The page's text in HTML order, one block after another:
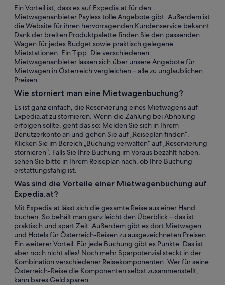
Ein Vorteil ist, dass es auf Expedia.at für den
Mietwagenanbieter Payless tolle Angebote gibt. Außerdem ist
die Website für ihren hervorragenden Kundenservice bekannt.
Dank der breiten Produktpalette finden Sie den passenden
Wagen für jedes Budget sowie praktisch gelegene
Mietstationen. Ein Tipp: Die verschiedenen
Mietwagenanbieter lassen sich über unsere Angebote für
Mietwagen in Österreich vergleichen – alle zu unglaublichen
Preisen.
Wie storniert man eine Mietwagenbuchung?
Es ist ganz einfach, die Reservierung eines Mietwagens auf
Expedia.at zu stornieren. Wenn die Zahlung bei Abholung
erfolgen sollte, geht das so: Melden Sie sich in Ihrem
Benutzerkonto an und gehen Sie auf „Reiseplan finden“.
Klicken Sie im Bereich „Buchung verwalten“ auf „Reservierung
stornieren“. Falls Sie Ihre Buchung im Voraus bezahlt haben,
sehen Sie bitte in Ihrem Reiseplan nach, ob Ihre Buchung
erstattungsfähig ist.
Was sind die Vorteile einer Mietwagenbuchung auf
Expedia.at?
Mit Expedia.at lässt sich die gesamte Reise aus einer Hand
buchen. So behält man ganz leicht den Überblick – das ist
praktisch und spart Zeit. Außerdem gibt es dort Mietwagen
und Hotels für Österreich-Reisen zu ausgezeichneten Preisen.
Ein weiterer Vorteil: Für jede Buchung gibt es Punkte. Das ist
aber noch nicht alles! Noch mehr Sparpotenzial steckt in der
Kombination verschiedener Reisekomponenten. Wer für seine
Österreich-Reise die Komponenten selbst zusammenstellt,
kann bares Geld sparen.